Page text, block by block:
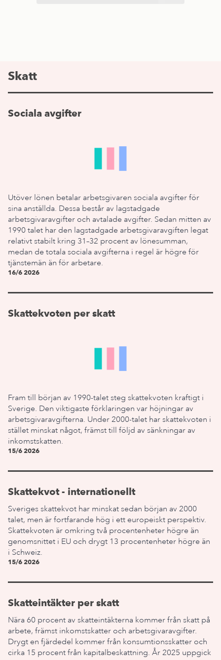
Skatt
Sociala avgifter
Utöver lönen betalar arbetsgivaren sociala avgifter för
sina anställda. Dessa består av lagstadgade
arbetsgivaravgifter och avtalade avgifter. Sedan mitten av
1990 talet har den lagstadgade arbetsgivaravgiften legat
relativt stabilt kring 31–32 procent av lönesumman,
medan de totala sociala avgifterna i regel är högre för
tjänstemän än för arbetare.
16/6 2026
Skattekvoten per skatt
Fram till början av 1990-talet steg skattekvoten kraftigt i
Sverige. Den viktigaste förklaringen var höjningar av
arbetsgivaravgifterna. Under 2000-talet har skattekvoten i
stället minskat något, främst till följd av sänkningar av
inkomstskatten.
15/6 2026
Skattekvot - internationellt
Sveriges skattekvot har minskat sedan början av 2000
talet, men är fortfarande hög i ett europeiskt perspektiv.
Skattekvoten är omkring två procentenheter högre än
genomsnittet i EU och drygt 13 procentenheter högre än
i Schweiz.
15/6 2026
Skatteintäkter per skatt
Nära 60 procent av skatteintäkterna kommer från skatt på
arbete, främst inkomstskatter och arbetsgivaravgifter.
Drygt en fjärdedel kommer från konsumtionsskatter och
cirka 15 procent från kapitalbeskattning. År 2025 uppgick